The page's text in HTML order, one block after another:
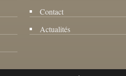
Contact
Actualités